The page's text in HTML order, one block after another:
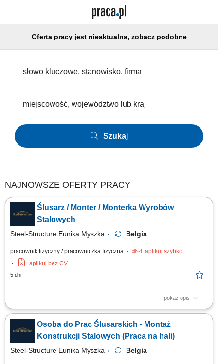
Oferta pracy jest nieaktualna, zobacz podobne
Szukaj
NAJNOWSZE OFERTY PRACY
Ślusarz / Monter / Monterka Wyrobów
Stalowych
Steel-Structure Eunika Myszka Belgia
pracownik fizyczny / pracowniczka fizyczna
aplikuj szybko
aplikuj bez CV
5 dni
pokaż opis
Opis stanowiska: Realizacja prostych zadań montersko-ślusarskich
bezpośrednio na hali produkcyjnej. Łączenie gotowych komponentów w
całościowe konstrukcje w oparciu o schematy. Prace obróbcze na
profilach i blachach – dbanie o wymiarowość i estetykę wykonania. Praca
z powtarzalnym...
Osoba do Prac Ślusarskich - Montaż
Konstrukcji Stalowych (Praca na hali)
Steel-Structure Eunika Myszka Belgia